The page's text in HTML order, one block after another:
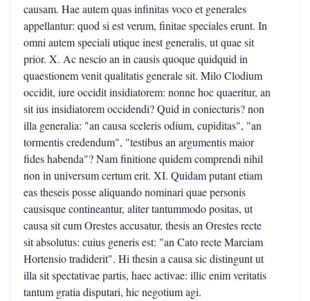
causam. Hae autem quas infinitas voco et generales
appellantur: quod si est verum, finitae speciales erunt. In
omni autem speciali utique inest generalis, ut quae sit
prior. X. Ac nescio an in causis quoque quidquid in
quaestionem venit qualitatis generale sit. Milo Clodium
occidit, iure occidit insidiatorem: nonne hoc quaeritur, an
sit ius insidiatorem occidendi? Quid in coniecturis? non
illa generalia: "an causa sceleris odium, cupiditas", "an
tormentis credendum", "testibus an argumentis maior
fides habenda"? Nam finitione quidem comprendi nihil
non in universum certum erit. XI. Quidam putant etiam
eas theseis posse aliquando nominari quae personis
causisque contineantur, aliter tantummodo positas, ut
causa sit cum Orestes accusatur, thesis an Orestes recte
sit absolutus: cuius generis est: "an Cato recte Marciam
Hortensio tradiderit". Hi thesin a causa sic distingunt ut
illa sit spectativae partis, haec activae: illic enim veritatis
tantum gratia disputari, hic negotium agi.